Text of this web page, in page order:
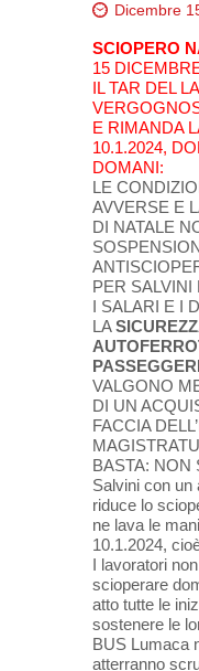
Dicembre
SCIOPERO
15
IL TAR DEL
E RIMANDA
10.1.2024,
DOMANI:
LE
AVVERSE E
DI NATALE
PER SALVINI
I SALARI E I
LA
VALGONO
DI UN
FACCIA
BASTA: NON
Salvini con un
riduce lo
ne lava le
10.1.2024,
I lavoratori
scioperare
atto tutte le
sostenere le
BUS Lumaca
atterranno